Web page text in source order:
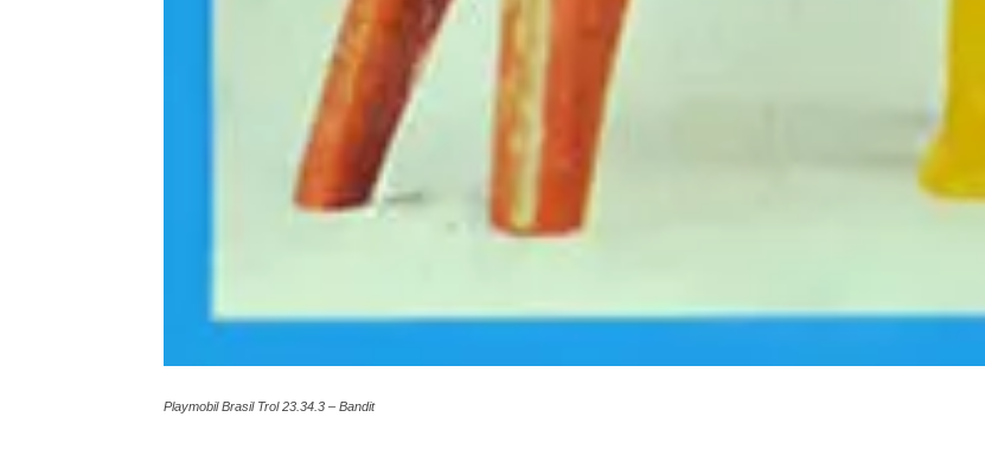
Playmobil Brasil Trol 23.34.3 – Bandit